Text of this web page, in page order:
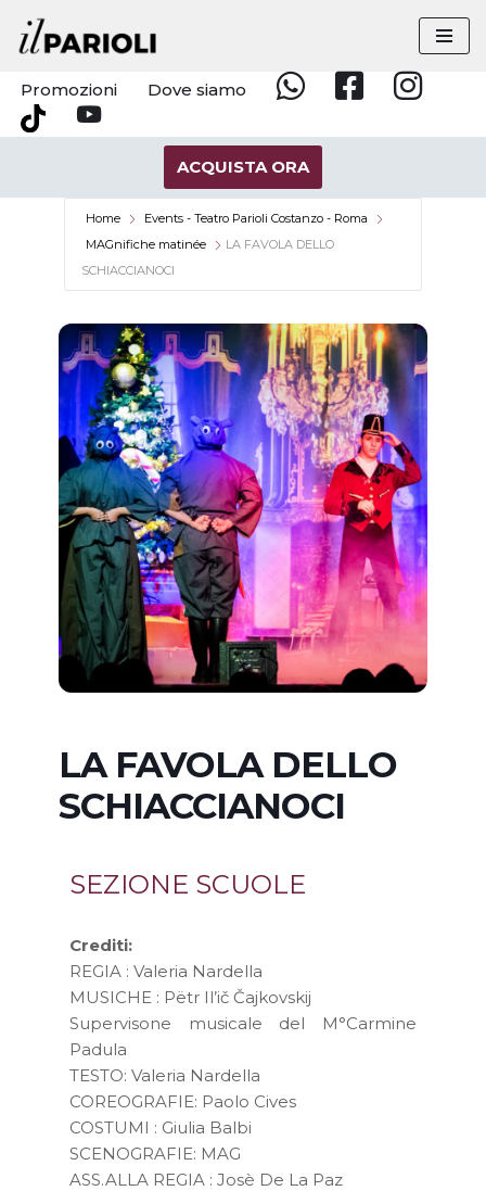
Vai
al
contenuto
Promozioni Dove siamo
WhatsappFacebookInstagram
Tik
YouTube
ACQUISTA ORA
Home
Events - Teatro Parioli Costanzo - Roma
MAGnifiche matinée
LA FAVOLA DELLO
SCHIACCIANOCI
LA FAVOLA DELLO
SCHIACCIANOCI
SEZIONE SCUOLE
Crediti:
REGIA : Valeria Nardella
MUSICHE : Pëtr Il’ič Čajkovskij
Supervisone musicale del M°Carmine
Padula
TESTO: Valeria Nardella
COREOGRAFIE: Paolo Cives
COSTUMI : Giulia Balbi
SCENOGRAFIE: MAG
ASS.ALLA REGIA : Josè De La Paz